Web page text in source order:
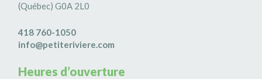
(Québec) G0A 2L0
418 760-1050
info@petiteriviere.com
Heures d’ouverture